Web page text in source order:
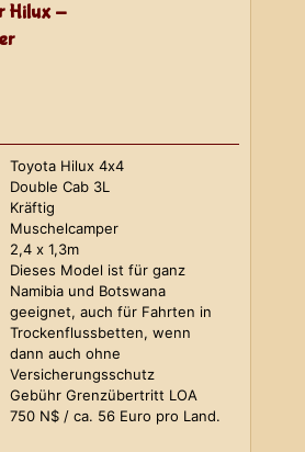
Hilux -
Toyota Hilux 4x4
Double Cab 3L
Kräftig
Muschelcamper
2,4 x 1,3m
Dieses Model ist für ganz
Namibia und Botswana
geeignet, auch für Fahrten in
Trockenflussbetten, wenn
dann auch ohne
Versicherungsschutz
Gebühr Grenzübertritt LOA
750 N$ / ca. 56 Euro pro Land.